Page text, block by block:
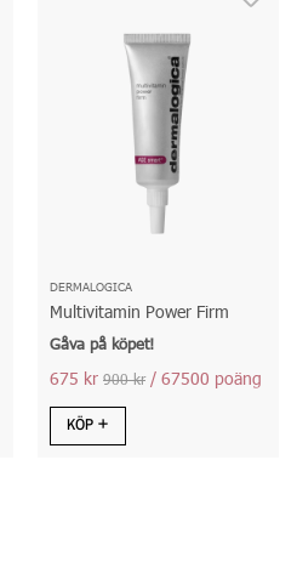
DERMALOGICA
Multivitamin Power Firm
Gåva på köpet!
675 kr 900 kr/ 67500 poäng
KÖP